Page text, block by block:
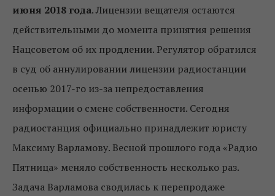
июня 2018 года. Лицензии вещателя остаются
действительными до момента принятия решения
Нацсоветом об их продлении. Регулятор обратился
в суд об аннулировании лицензии радиостанции
осенью 2017-го из-за непредоставления
информации о смене собственности. Сегодня
радиостанция официально принадлежит юристу
Максиму Варламову. Весной прошлого года «Радио
Пятница» меняло собственность несколько раз.
Задача Варламова сводилась к перепродаже